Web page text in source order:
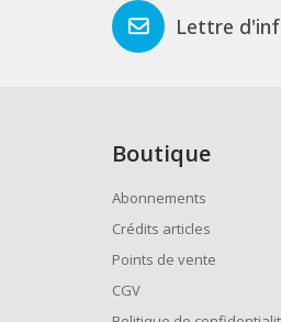
Lettre
Boutique
Abonnements
Crédits articles
Points de vente
CGV